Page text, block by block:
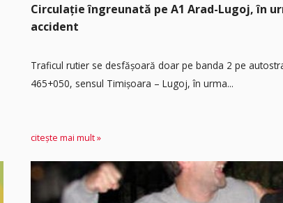
Circulație îngreunată pe A1 Arad-Lugoj, în
accident
Traficul rutier se desfășoară doar pe banda 2 pe
465+050, sensul Timişoara – Lugoj, în urma...
citește mai mult »